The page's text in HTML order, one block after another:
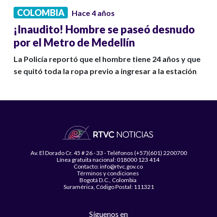
COLOMBIA Hace 4 años
¡Inaudito! Hombre se paseó desnudo
por el Metro de Medellín
La Policía reportó que el hombre tiene 24 años y que
se quitó toda la ropa previo a ingresar a la estación
Av. El Dorado Cr. 45 # 26 - 33 - Teléfonos (+57)(601) 2200700
Línea gratuita nacional: 018000 123 414
Contacto: info@rtvc.gov.co
Términos y condiciones
Bogotá D.C., Colombia
Suramérica, Código Postal: 111321
Síguenos en